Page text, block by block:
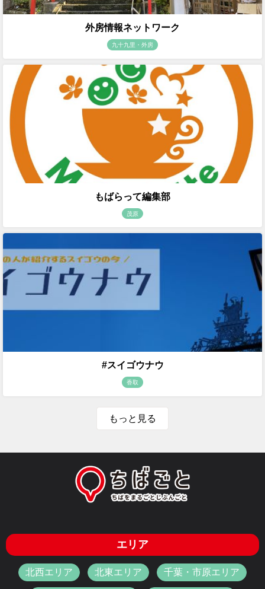
外房情報ネットワーク
九十九里・外房
もばらって編集部
茂原
#スイゴウナウ
香取
もっと見る
エリア
北西エリア 北東エリア 千葉・市原エリア